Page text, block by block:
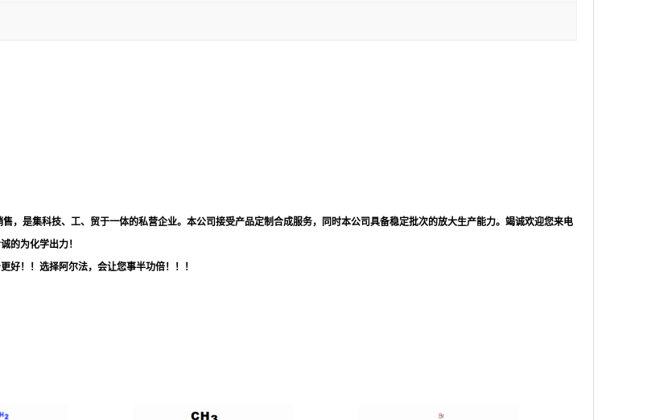
，是集科技、工、贸于一体的私营企业。本公司接受产品定制合成服务，同时本公司具备稳定批次的放大生产能力。竭诚欢迎您来电
的为化学出力！
好！！选择阿尔法，会让您事半功倍！！！